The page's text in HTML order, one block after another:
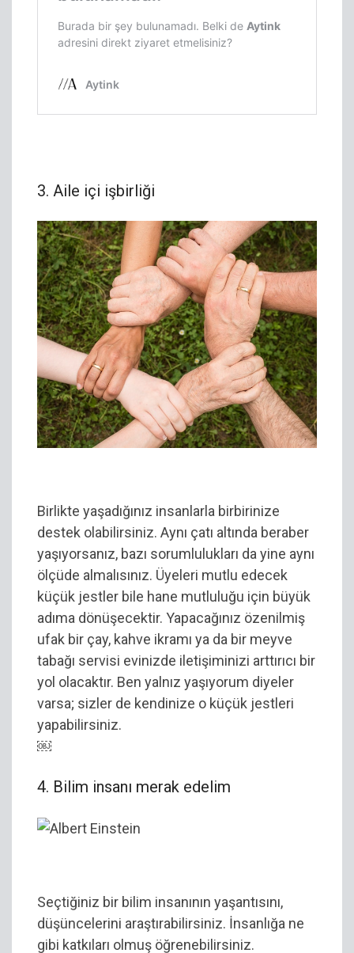
3. Aile içi işbirliği
Birlikte yaşadığınız insanlarla birbirinize
destek olabilirsiniz. Aynı çatı altında beraber
yaşıyorsanız, bazı sorumlulukları da yine aynı
ölçüde almalısınız. Üyeleri mutlu edecek
küçük jestler bile hane mutluluğu için büyük
adıma dönüşecektir. Yapacağınız özenilmiş
ufak bir çay, kahve ikramı ya da bir meyve
tabağı servisi evinizde iletişiminizi arttırıcı bir
yol olacaktır. Ben yalnız yaşıyorum diyeler
varsa; sizler de kendinize o küçük jestleri
yapabilirsiniz.
￼
4. Bilim insanı merak edelim
Seçtiğiniz bir bilim insanının yaşantısını,
düşüncelerini araştırabilirsiniz. İnsanlığa ne
gibi katkıları olmuş öğrenebilirsiniz.